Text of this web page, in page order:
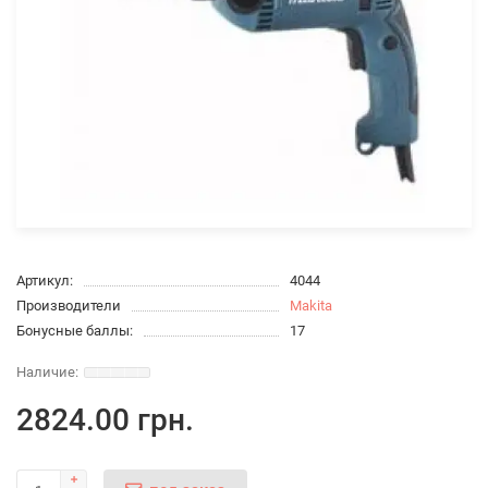
Артикул:
4044
Производители
Makita
Бонусные баллы:
17
2824.00 грн.